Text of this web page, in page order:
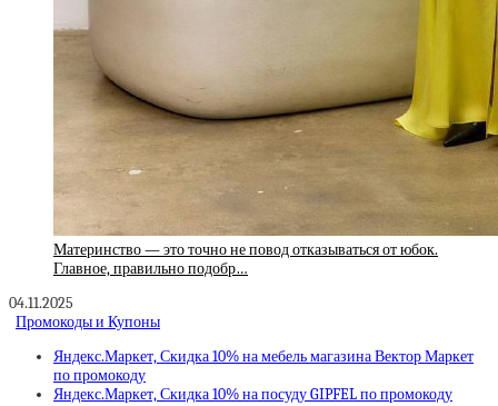
Материнство — это точно не повод отказываться от юбок.
Главное, правильно подобр…
04.11.2025
Промокоды и Купоны
Яндекс.Маркет, Скидка 10% на мебель магазина Вектор Маркет
по промокоду
Яндекс.Маркет, Скидка 10% на посуду GIPFEL по промокоду